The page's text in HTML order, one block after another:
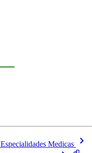
Especialidades Medicas